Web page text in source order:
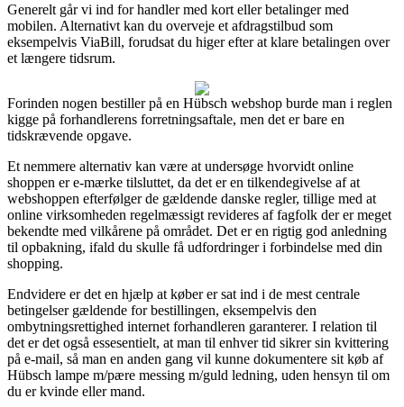
Generelt går vi ind for handler med kort eller betalinger med
mobilen. Alternativt kan du overveje et afdragstilbud som
eksempelvis ViaBill, forudsat du higer efter at klare betalingen over
et længere tidsrum.
Forinden nogen bestiller på en Hübsch webshop burde man i reglen
kigge på forhandlerens forretningsaftale, men det er bare en
tidskrævende opgave.
Et nemmere alternativ kan være at undersøge hvorvidt online
shoppen er e-mærke tilsluttet, da det er en tilkendegivelse af at
webshoppen efterfølger de gældende danske regler, tillige med at
online virksomheden regelmæssigt revideres af fagfolk der er meget
bekendte med vilkårene på området. Det er en rigtig god anledning
til opbakning, ifald du skulle få udfordringer i forbindelse med din
shopping.
Endvidere er det en hjælp at køber er sat ind i de mest centrale
betingelser gældende for bestillingen, eksempelvis den
ombytningsrettighed internet forhandleren garanterer. I relation til
det er det også essesentielt, at man til enhver tid sikrer sin kvittering
på e-mail, så man en anden gang vil kunne dokumentere sit køb af
Hübsch lampe m/pære messing m/guld ledning, uden hensyn til om
du er kvinde eller mand.